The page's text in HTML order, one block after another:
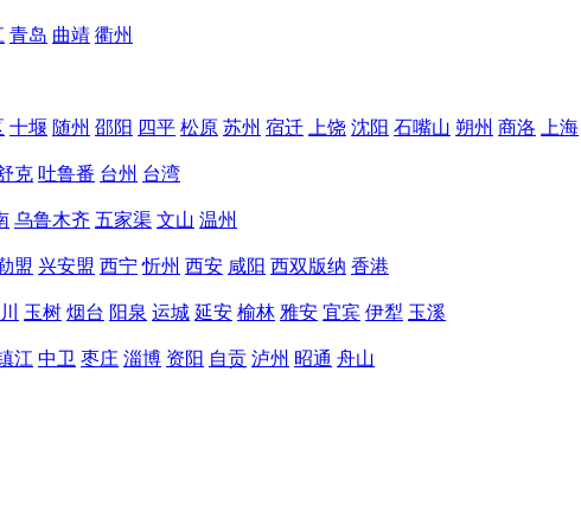
青岛 曲靖 衢州
十堰 随州 邵阳 四平 松原 苏州 宿迁 上饶 沈阳 石嘴山 朔州 商洛 上海
克 吐鲁番 台州 台湾
乌鲁木齐 五家渠 文山 温州
盟 兴安盟 西宁 忻州 西安 咸阳 西双版纳 香港
玉树 烟台 阳泉 运城 延安 榆林 雅安 宜宾 伊犁 玉溪
江 中卫 枣庄 淄博 资阳 自贡 泸州 昭通 舟山